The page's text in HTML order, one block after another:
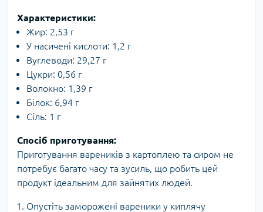
Характеристики:
Жир: 2,53 г
У насичені кислоти: 1,2 г
Вуглеводи: 29,27 г
Цукри: 0,56 г
Волокно: 1,39 г
Білок: 6,94 г
Сіль: 1 г
Спосіб приготування:
Приготування вареників з картоплею та сиром не
потребує багато часу та зусиль, що робить цей
продукт ідеальним для зайнятих людей.
Опустіть заморожені вареники у киплячу